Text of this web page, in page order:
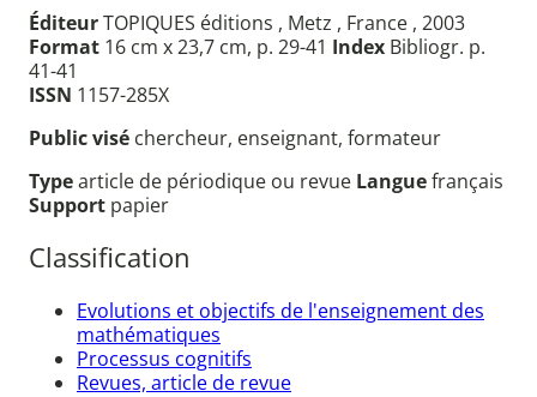
ÉditeurTOPIQUES éditions , Metz , France , 2003
Format 16 cm x 23,7 cm, p. 29-41 Index Bibliogr. p.
41-41
ISSN 1157-285X
Public visé chercheur, enseignant, formateur
Typearticle de périodique ou revue Languefrançais
Support papier
Classification
Evolutions et objectifs de l'enseignement des
mathématiques
Processus cognitifs
Revues, article de revue